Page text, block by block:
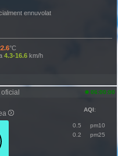
ennuvolat
°C
4.3-16.6km/h
06:00:00
AQI:
0.5
pm10
0.2
pm25